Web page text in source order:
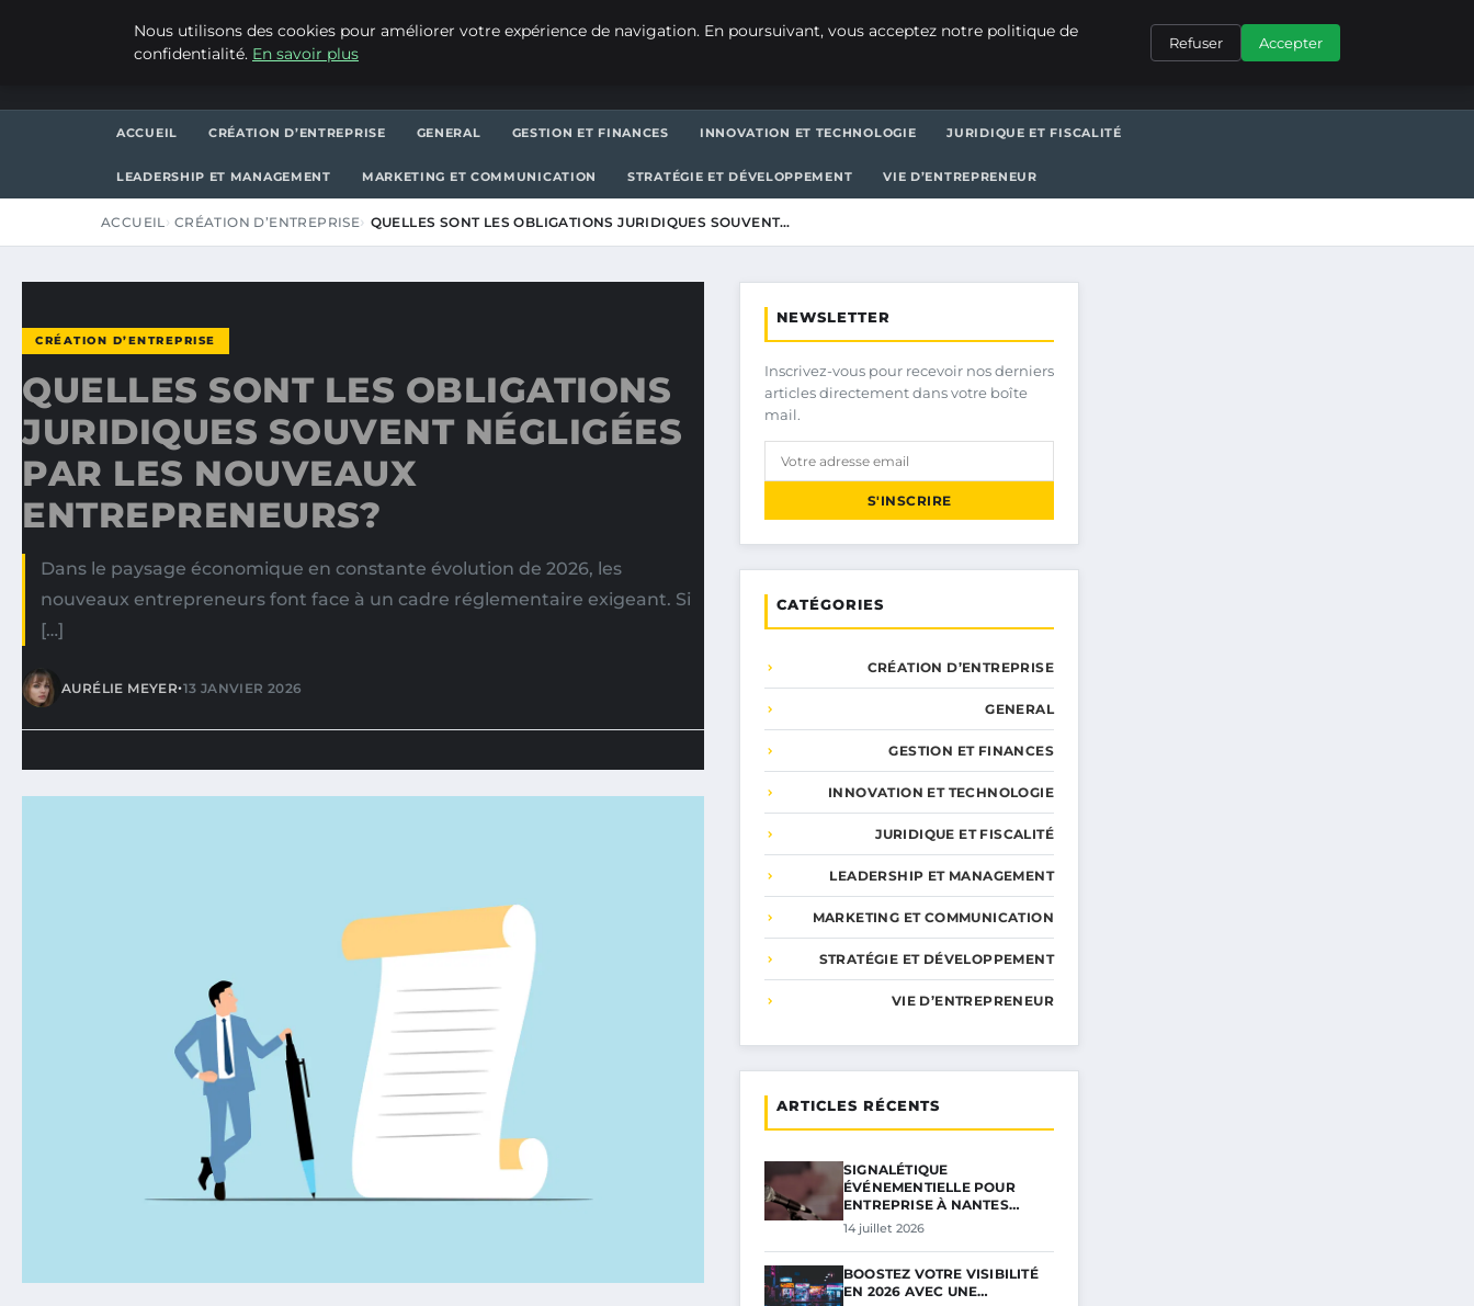
ACCUEIL CRÉATION D’ENTREPRISE GENERAL GESTION ET FINANCES INNOVATION ET TECHNOLOGIE JURIDIQUE ET FISCALITÉ
LEADERSHIP ET MANAGEMENT MARKETING ET COMMUNICATION STRATÉGIE ET DÉVELOPPEMENT VIE D’ENTREPRENEUR
ACCUEIL CRÉATION D’ENTREPRISE QUELLES SONT LES OBLIGATIONS JURIDIQUES SOUVENT…
CRÉATION D’ENTREPRISE
QUELLES SONT LES OBLIGATIONS
JURIDIQUES SOUVENT NÉGLIGÉES
PAR LES NOUVEAUX
ENTREPRENEURS?
Dans le paysage économique en constante évolution de 2026, les
nouveaux entrepreneurs font face à un cadre réglementaire exigeant. Si
[…]
AURÉLIE MEYER•13 JANVIER 2026
NEWSLETTER
Inscrivez-vous pour recevoir nos derniers
articles directement dans votre boîte
mail.
S'INSCRIRE
CATÉGORIES
CRÉATION D’ENTREPRISE
GENERAL
GESTION ET FINANCES
INNOVATION ET TECHNOLOGIE
JURIDIQUE ET FISCALITÉ
LEADERSHIP ET MANAGEMENT
MARKETING ET COMMUNICATION
STRATÉGIE ET DÉVELOPPEMENT
VIE D’ENTREPRENEUR
ARTICLES RÉCENTS
SIGNALÉTIQUE
ÉVÉNEMENTIELLE POUR
ENTREPRISE À NANTES…
14 juillet 2026
BOOSTEZ VOTRE VISIBILITÉ
EN 2026 AVEC UNE…
Nous utilisons des cookies pour améliorer votre expérience de navigation. En poursuivant, vous acceptez notre politique de
confidentialité. En savoir plus
Refuser Accepter